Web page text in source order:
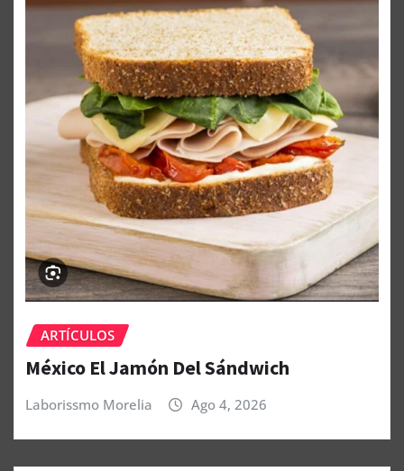
ARTÍCULOS
México El Jamón Del Sándwich
Laborissmo Morelia Ago 4, 2026